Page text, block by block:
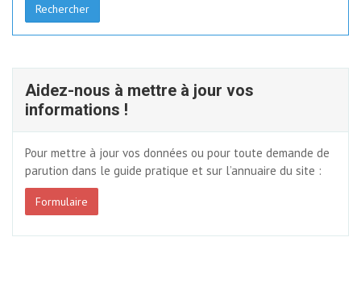
Rechercher
Aidez-nous à mettre à jour vos
informations !
Pour mettre à jour vos données ou pour toute demande de
parution dans le guide pratique et sur l’annuaire du site :
Formulaire